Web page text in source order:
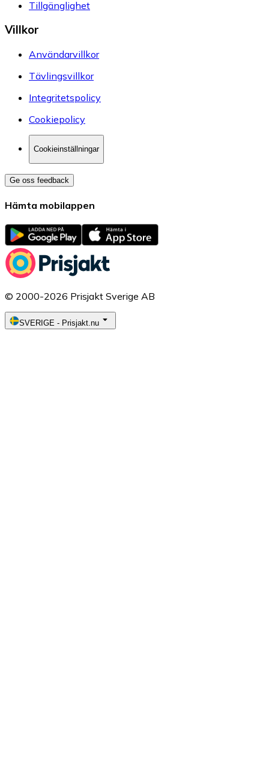
Tillgänglighet
Villkor
Användarvillkor
Tävlingsvillkor
Integritetspolicy
Cookiepolicy
Cookieinställningar
Ge oss feedback
Hämta mobilappen
© 2000-2026 Prisjakt Sverige AB
SVERIGE - Prisjakt.nu